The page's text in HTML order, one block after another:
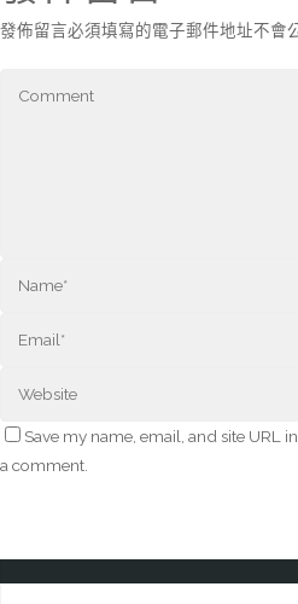
發佈留言必須填寫的電子郵件地址不會
Save my name, email, and site URL
a comment.